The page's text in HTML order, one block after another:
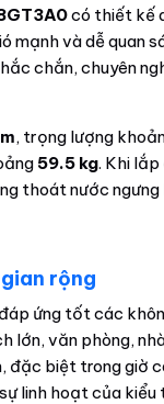
có thiết kế
mạnh và dễ quan
chắn, chuyên
, trọng lượng
59.5 kg. Khi
thoát nước ngưng
rộng
ứng tốt các
lớn, văn phòng,
biệt trong giờ
linh hoạt của kiểu